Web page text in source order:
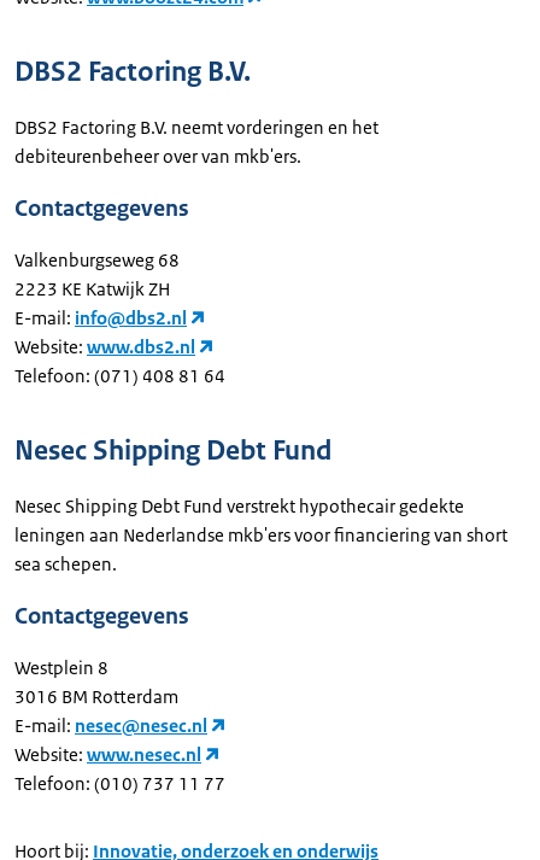
DBS2 Factoring B.V.
DBS2 Factoring B.V. neemt vorderingen en het
debiteurenbeheer over van mkb'ers.
Contactgegevens
Valkenburgseweg 68
2223 KE Katwijk ZH
E-mail: info@dbs2.nl
Website: www.dbs2.nl
Telefoon: (071) 408 81 64
Nesec Shipping Debt Fund
Nesec Shipping Debt Fund verstrekt hypothecair gedekte
leningen aan Nederlandse mkb'ers voor financiering van short
sea schepen.
Contactgegevens
Westplein 8
3016 BM Rotterdam
E-mail: nesec@nesec.nl
Website: www.nesec.nl
Telefoon: (010) 737 11 77
Hoort bij: Innovatie, onderzoek en onderwijs